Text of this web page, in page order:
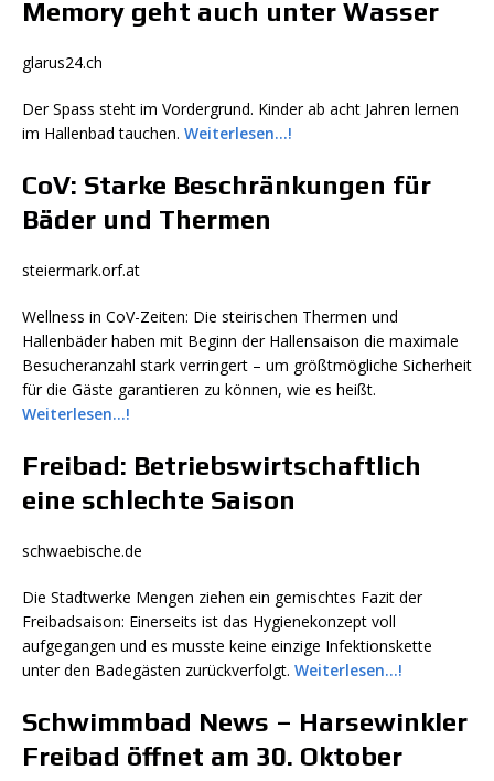
Memory geht auch unter Wasser
glarus24.ch
Der Spass steht im Vordergrund. Kinder ab acht Jahren lernen
im Hallenbad tauchen. Weiterlesen…!
CoV: Starke Beschränkungen für
Bäder und Thermen
steiermark.orf.at
Wellness in CoV-Zeiten: Die steirischen Thermen und
Hallenbäder haben mit Beginn der Hallensaison die maximale
Besucheranzahl stark verringert – um größtmögliche Sicherheit
für die Gäste garantieren zu können, wie es heißt.
Weiterlesen…!
Freibad: Betriebswirtschaftlich
eine schlechte Saison
schwaebische.de
Die Stadtwerke Mengen ziehen ein gemischtes Fazit der
Freibadsaison: Einerseits ist das Hygienekonzept voll
aufgegangen und es musste keine einzige Infektionskette
unter den Badegästen zurückverfolgt. Weiterlesen…!
Schwimmbad News – Harsewinkler
Freibad öffnet am 30. Oktober